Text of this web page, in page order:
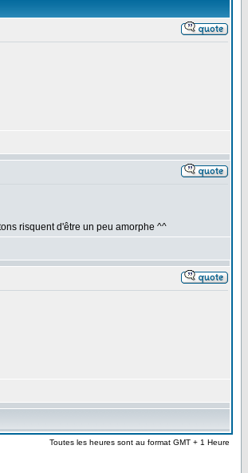
risquent d'être un peu amorphe ^^
Toutes les heures sont au format GMT + 1 Heure